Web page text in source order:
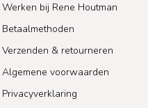
Werken bij Rene Houtman
Betaalmethoden
Verzenden & retourneren
Algemene voorwaarden
Privacyverklaring